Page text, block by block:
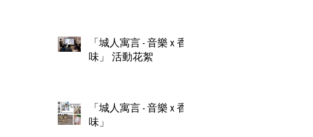
「城人寓言 - 音樂 x 香
味」 活動花絮
「城人寓言 - 音樂 x 香
味」​